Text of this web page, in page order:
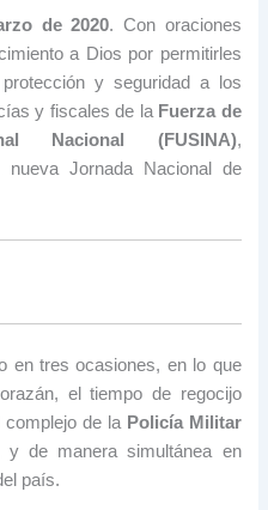
de 2020. Con oraciones
a Dios por permitirles
y seguridad a los
y fiscales de la Fuerza de
Nacional (FUSINA),
Jornada Nacional de
en tres ocasiones, en lo que
el tiempo de regocijo
complejo de la Policía Militar
y de manera simultánea en
país.